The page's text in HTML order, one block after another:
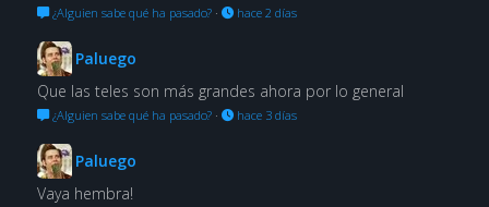
¿Alguien sabe qué ha pasado?· hace 2 días
Paluego
Que las teles son más grandes ahora por lo general
¿Alguien sabe qué ha pasado?· hace 3 días
Paluego
Vaya hembra!